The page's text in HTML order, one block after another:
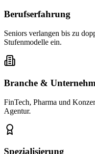
Berufserfahrung
Seniors verlangen bis zu
Stufenmodelle ein.
Branche &
FinTech, Pharma und
Agentur.
Spezialisierung